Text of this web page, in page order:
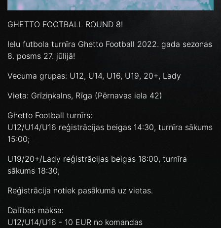
GHETTO FOOTBALL ROUND 8!
Ielu futbola turnīra Ghetto Football 2022. gada sezonas
8. posms 27. jūlijā!
Vecuma grupas: U12, U14, U16, U19, 20+, Lady
Vieta: Grīziņkalns, Rīga (Pērnavas iela 42)
Ghetto Football turnīrs:
U12/U14/U16 reģistrācijas beigas 14:30, turnīra sākums
15:00;
U19/20+/Lady reģistrācijas beigas 18:00, turnīra
sākums 18:30;
Reģistrācija notiek pasākumā uz vietas.
Dalības maksa:
U12/U14/U16 - 10 EUR no komandas